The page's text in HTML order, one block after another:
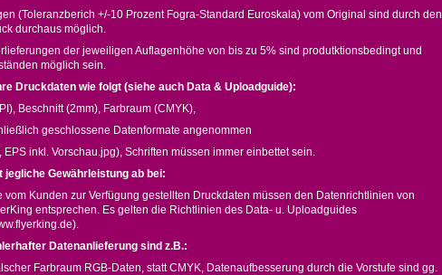
(Toleranzberich +/-10 Prozent Fogra-Standard Euroskala) vom Original sind durch den
durchaus möglich.
der jeweiligen Auflagenhöhe von bis zu 5% sind produtktionsbedingt und
möglich sein.
Druckdaten wie folgt (siehe auch Data & Uploadguide):
Beschnitt (2mm), Farbraum (CMYK),
geschlossene Datenformate angenommen
EPS inkl. Vorschau.jpg), Schriften müssen immer einbettet sein.
jegliche Gewährleistung ab bei:
vom Kunden zur Verfügung gestellten Druckdaten müssen den Datenrichtlinien von
entsprechen. Es gelten die Richtlinien des Data- u. Uploadguides
Datenanlieferung sind z.B.:
Farbraum RGB-Daten, statt CMYK, Datenaufbesserung durch die Vorstufe sind gg.